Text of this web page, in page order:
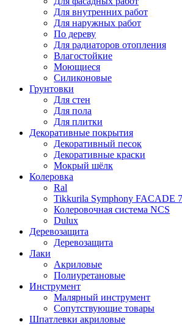
Для внутренних работ
Для наружных работ
По дереву
Для радиаторов отопления
Влагостойкие
Моющиеся
Силиконовые
Грунтовки
Для стен
Для пола
Для плитки
Декоративные покрытия
Декоративный песок
Декоративные краски
Мокрый шёлк
Колеровка
Ral
Tikkurila Symphony FACADE
Колеровочная система NCS
Dulux
Деревозащита
Деревозащита
Лаки
Акриловые
Полиуретановые
Инструмент
Малярный инструмент
Сопутствующие товары
Шпатлевки акриловые